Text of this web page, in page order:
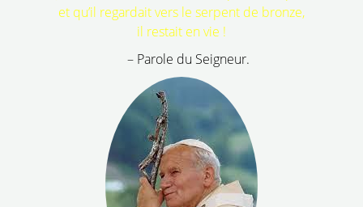
et qu’il regardait vers le serpent de bronze,
il restait en vie !
– Parole du Seigneur.